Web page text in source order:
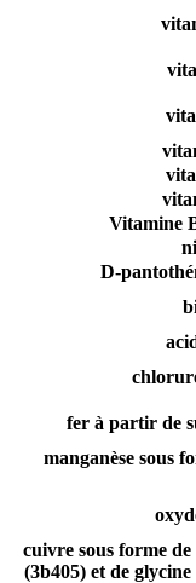
Vitamine
D-
fer à partir de
manganèse sous
cuivre sous forme
(3b405) et de